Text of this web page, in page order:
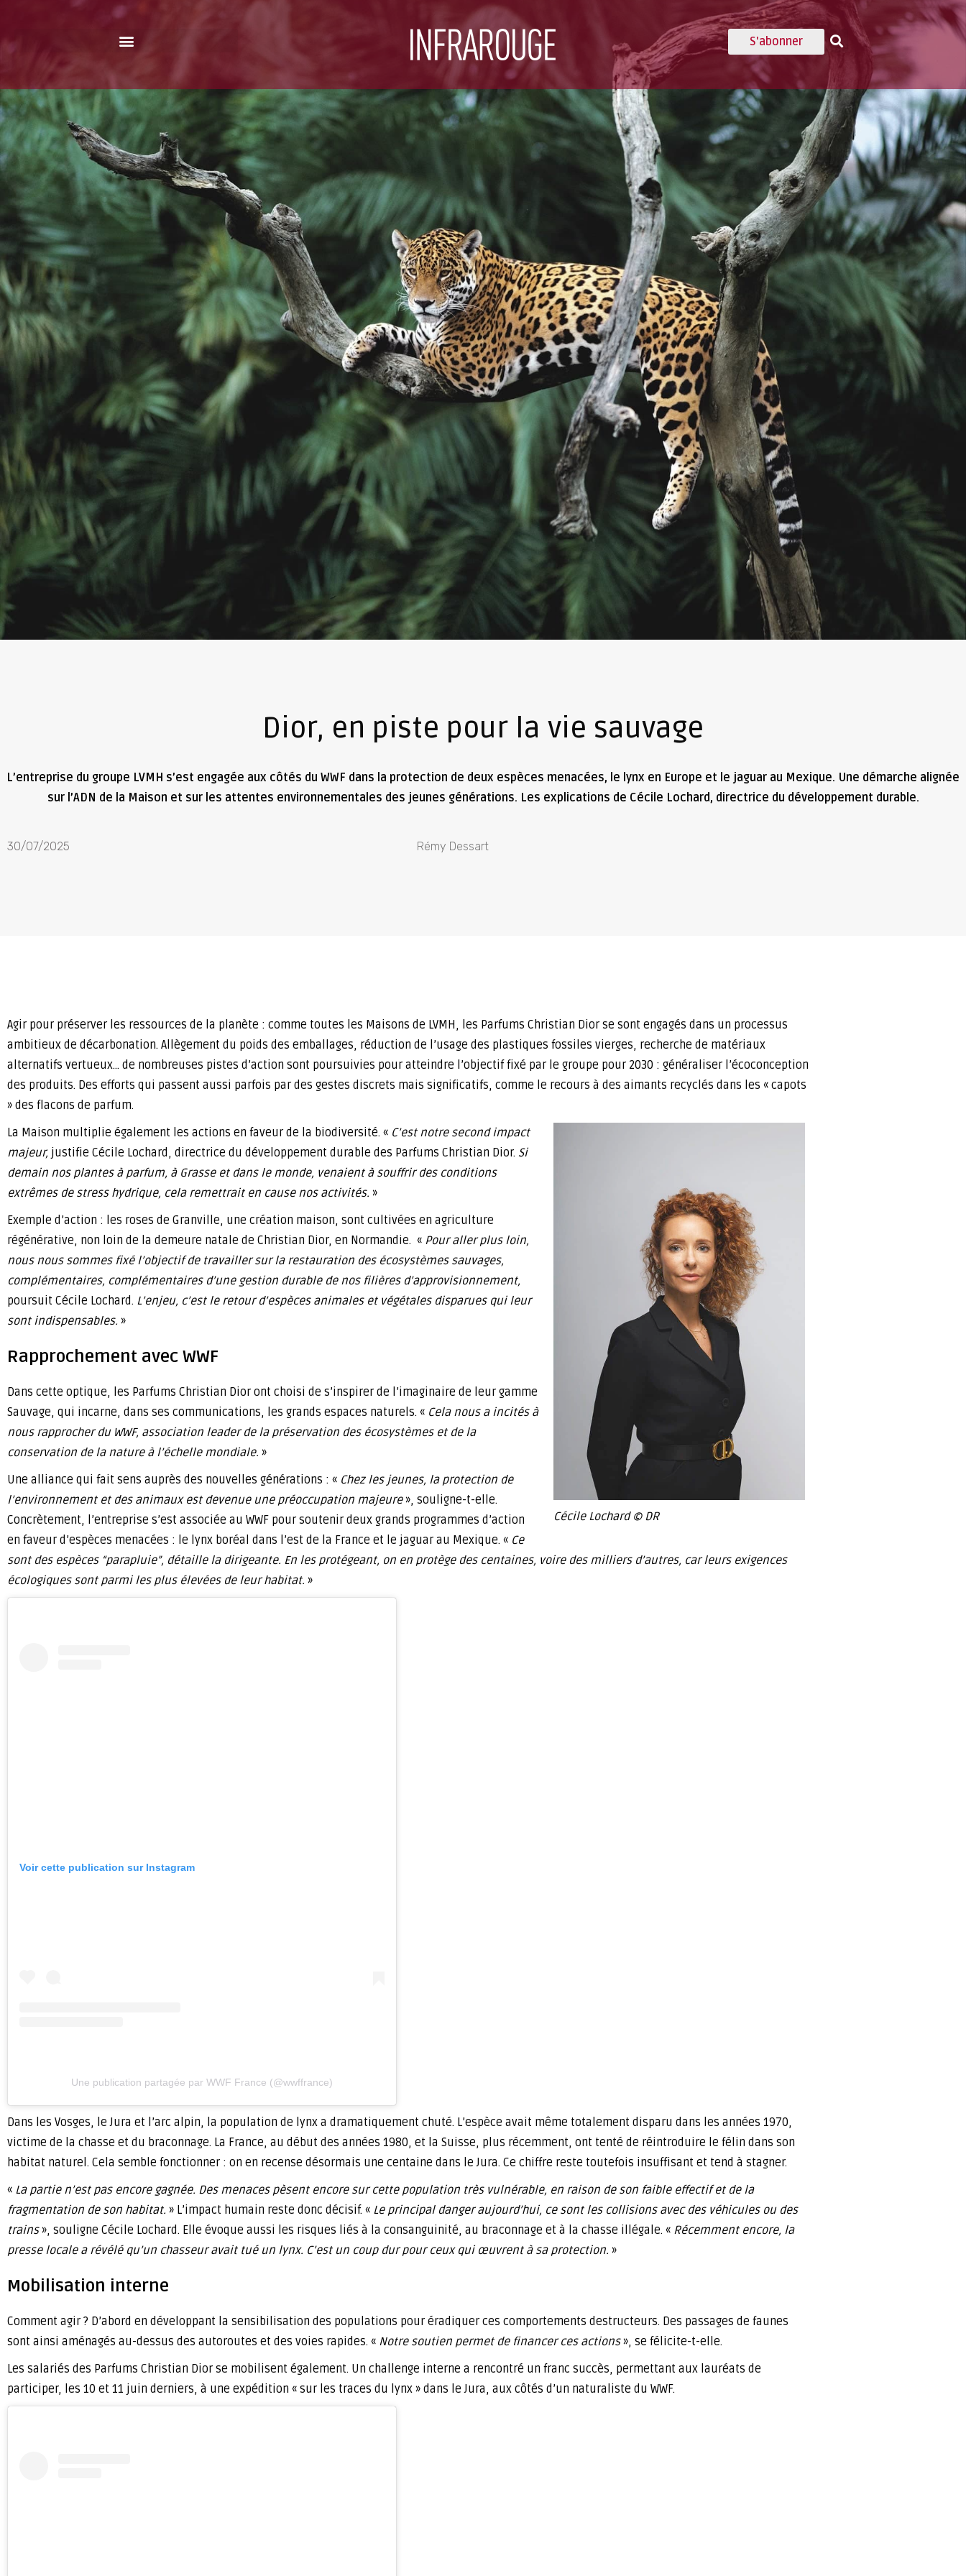
S'abonner
Dior, en piste pour la vie sauvage
L’entreprise du groupe LVMH s’est engagée aux côtés du WWF dans la protection de deux espèces menacées, le lynx en Europe et le jaguar au Mexique. Une démarche alignée
sur l’ADN de la Maison et sur les attentes environnementales des jeunes générations. Les explications de Cécile Lochard, directrice du développement durable.
30/07/2025 Rémy Dessart
Agir pour préserver les ressources de la planète : comme toutes les Maisons de LVMH, les Parfums Christian Dior se sont engagés dans un processus
ambitieux de décarbonation. Allègement du poids des emballages, réduction de l’usage des plastiques fossiles vierges, recherche de matériaux
alternatifs vertueux… de nombreuses pistes d’action sont poursuivies pour atteindre l’objectif fixé par le groupe pour 2030 : généraliser l’écoconception
des produits. Des efforts qui passent aussi parfois par des gestes discrets mais significatifs, comme le recours à des aimants recyclés dans les « capots
» des flacons de parfum.
Cécile Lochard © DR
La Maison multiplie également les actions en faveur de la biodiversité. « C’est notre second impact
majeur, justifie Cécile Lochard, directrice du développement durable des Parfums Christian Dior. Si
demain nos plantes à parfum, à Grasse et dans le monde, venaient à souffrir des conditions
extrêmes de stress hydrique, cela remettrait en cause nos activités. »
Exemple d’action : les roses de Granville, une création maison, sont cultivées en agriculture
régénérative, non loin de la demeure natale de Christian Dior, en Normandie. « Pour aller plus loin,
nous nous sommes fixé l’objectif de travailler sur la restauration des écosystèmes sauvages,
complémentaires, complémentaires d’une gestion durable de nos filières d’approvisionnement,
poursuit Cécile Lochard. L’enjeu, c’est le retour d’espèces animales et végétales disparues qui leur
sont indispensables. »
Rapprochement avec WWF
Dans cette optique, les Parfums Christian Dior ont choisi de s’inspirer de l’imaginaire de leur gamme
Sauvage, qui incarne, dans ses communications, les grands espaces naturels. « Cela nous a incités à
nous rapprocher du WWF, association leader de la préservation des écosystèmes et de la
conservation de la nature à l’échelle mondiale. »
Une alliance qui fait sens auprès des nouvelles générations : « Chez les jeunes, la protection de
l’environnement et des animaux est devenue une préoccupation majeure», souligne-t-elle.
Concrètement, l’entreprise s’est associée au WWF pour soutenir deux grands programmes d’action
en faveur d’espèces menacées : le lynx boréal dans l’est de la France et le jaguar au Mexique. « Ce
sont des espèces “parapluie”, détaille la dirigeante. En les protégeant, on en protège des centaines, voire des milliers d’autres, car leurs exigences
écologiques sont parmi les plus élevées de leur habitat. »
Voir cette publication sur Instagram
Une publication partagée par WWF France (@wwffrance)
Dans les Vosges, le Jura et l’arc alpin, la population de lynx a dramatiquement chuté. L’espèce avait même totalement disparu dans les années 1970,
victime de la chasse et du braconnage. La France, au début des années 1980, et la Suisse, plus récemment, ont tenté de réintroduire le félin dans son
habitat naturel. Cela semble fonctionner : on en recense désormais une centaine dans le Jura. Ce chiffre reste toutefois insuffisant et tend à stagner.
« La partie n’est pas encore gagnée. Des menaces pèsent encore sur cette population très vulnérable, en raison de son faible effectif et de la
fragmentation de son habitat. » L’impact humain reste donc décisif. « Le principal danger aujourd’hui, ce sont les collisions avec des véhicules ou des
trains», souligne Cécile Lochard. Elle évoque aussi les risques liés à la consanguinité, au braconnage et à la chasse illégale. « Récemment encore, la
presse locale a révélé qu’un chasseur avait tué un lynx. C’est un coup dur pour ceux qui œuvrent à sa protection. »
Mobilisation interne
Comment agir ? D’abord en développant la sensibilisation des populations pour éradiquer ces comportements destructeurs. Des passages de faunes
sont ainsi aménagés au-dessus des autoroutes et des voies rapides. « Notre soutien permet de financer ces actions», se félicite-t-elle.
Les salariés des Parfums Christian Dior se mobilisent également. Un challenge interne a rencontré un franc succès, permettant aux lauréats de
participer, les 10 et 11 juin derniers, à une expédition « sur les traces du lynx » dans le Jura, aux côtés d’un naturaliste du WWF.